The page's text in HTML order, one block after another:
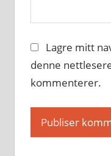
Lagre mitt
denne
kommenterer.